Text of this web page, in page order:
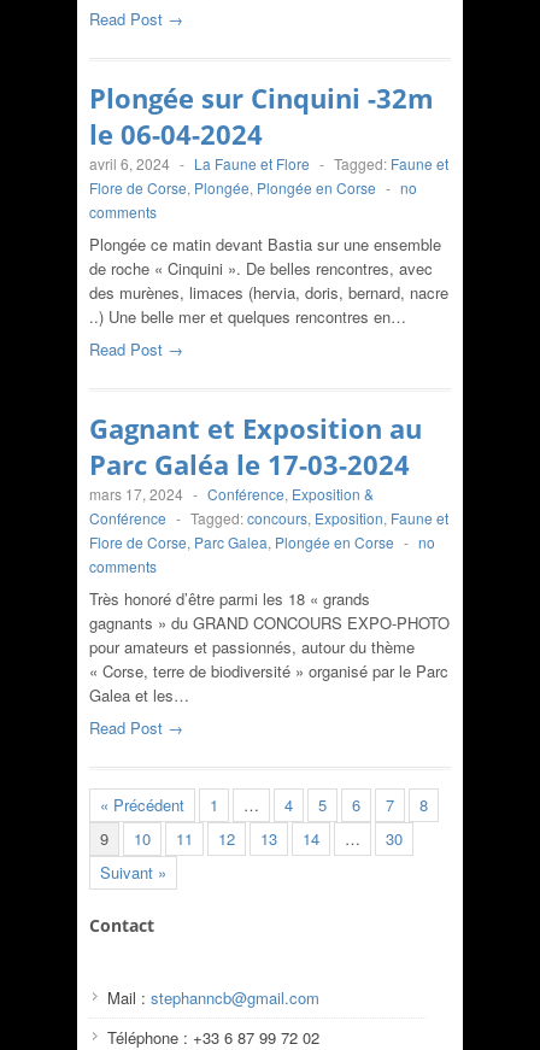
Read Post →
Plongée sur Cinquini -32m
le 06-04-2024
avril 6, 2024 - La Faune et Flore - Tagged: Faune et
Flore de Corse, Plongée, Plongée en Corse - no
comments
Plongée ce matin devant Bastia sur une ensemble
de roche « Cinquini ». De belles rencontres, avec
des murènes, limaces (hervia, doris, bernard, nacre
..) Une belle mer et quelques rencontres en…
Read Post →
Gagnant et Exposition au
Parc Galéa le 17-03-2024
mars 17, 2024 - Conférence, Exposition &
Conférence - Tagged:concours, Exposition, Faune et
Flore de Corse, Parc Galea, Plongée en Corse - no
comments
Très honoré d’être parmi les 18 « grands
gagnants » du GRAND CONCOURS EXPO-PHOTO
pour amateurs et passionnés, autour du thème
« Corse, terre de biodiversité » organisé par le Parc
Galea et les…
Read Post →
« Précédent 1 … 4 5 6 7
8
9
10 11 12 13 14 …
30
Suivant »
Contact
Mail : stephanncb@gmail.com
Téléphone : +33 6 87 99 72 02